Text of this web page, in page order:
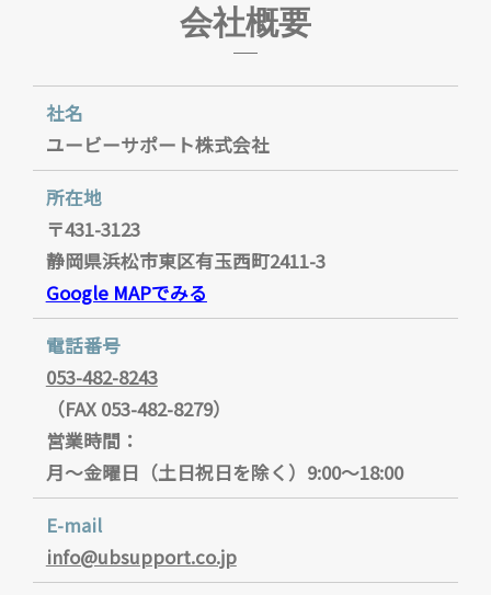
会社概要
社名
ユービーサポート株式会社
所在地
〒431-3123
静岡県浜松市東区有玉西町2411-3
Google MAPでみる
電話番号
053-482-8243
（FAX 053-482-8279）
営業時間：
月～金曜日（土日祝日を除く）9:00～18:00
E-mail
info@ubsupport.co.jp